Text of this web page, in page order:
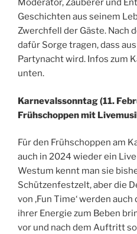
Moderator, Zauberer und
Geschichten aus seinem
Zwerchfell der Gäste. Nach
dafür Sorge tragen, dass
Partynacht wird. Infos zum
unten.
Karnevalssonntag (11.
Frühschoppen mit
Für den Frühschoppen am
auch in 2024 wieder ein
Westum kennt man sie
Schützenfestzelt, aber die
von ‚Fun Time‘ werden
ihrer Energie zum Beben
vor und nach dem Auftritt